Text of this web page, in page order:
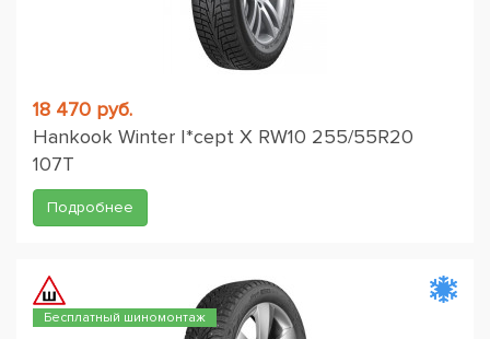
18 470 руб.
Hankook Winter I*cept X RW10 255/55R20
107T
Подробнее
Бесплатный шиномонтаж